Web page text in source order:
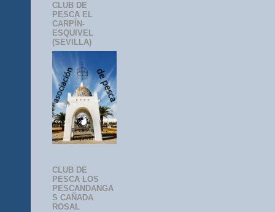
CLUB DE
PESCA EL
CARPÍN-
ESQUIVEL
(SEVILLA)
CLUB DE
PESCA LOS
PESCANDANGA
S CAÑADA
ROSAL